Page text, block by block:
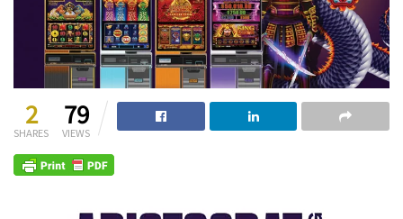
2
SHARES
79
VIEWS